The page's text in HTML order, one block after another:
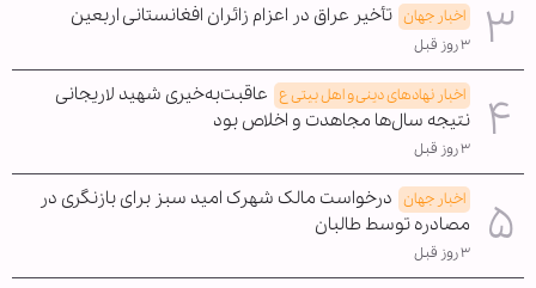
اخبار جهان تأخیر عراق در اعزام زائران افغانستانی اربعین
۳ روز قبل
اخبار نهادهای دینی و اهل بیتی ع عاقبت‌به‌خیری شهید لاریجانی
نتیجه سال‌ها مجاهدت و اخلاص بود
۳ روز قبل
اخبار جهان درخواست مالک شهرک امید سبز برای بازنگری در
مصادره توسط طالبان
۳ روز قبل